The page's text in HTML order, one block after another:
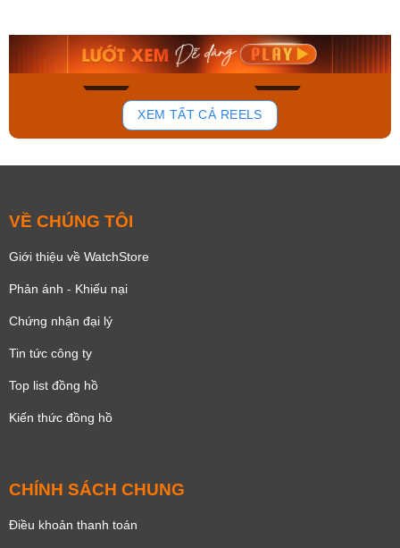
150
Mua ngay Mua ngay
XEM TẤT CẢ REELS
VỀ CHÚNG TÔI
Giới thiệu về WatchStore
Phản ánh - Khiếu nại
Chứng nhận đại lý
Tin tức công ty
Top list đồng hồ
Kiến thức đồng hồ
CHÍNH SÁCH CHUNG
Điều khoản thanh toán